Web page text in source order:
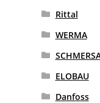
Rittal
WERMA
ELOBAU
Danfoss